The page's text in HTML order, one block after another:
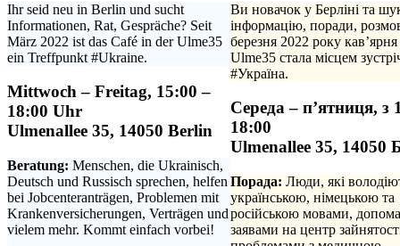
Ihr seid neu in Berlin und sucht
Informationen, Rat, Gespräche? Seit
März 2022 ist das Café in der Ulme35
ein Treffpunkt #Ukraine.
Mittwoch – Freitag, 15:00 –
18:00 Uhr
Ulmenallee 35, 14050 Berlin
Beratung: Menschen, die Ukrainisch,
Deutsch und Russisch sprechen, helfen
bei Jobcenteranträgen, Problemen mit
Krankenversicherungen, Verträgen und
vielem mehr. Kommt einfach vorbei!
Ви новачок у Берліні та
інформацію, поради,
березня 2022 року
Ulme35 стала місцем
#Україна.
Середа – п’ятниця, з
18:00
Ulmenallee 35, 14050
Порада: Люди, які
українською, німецькою та
російською мовами,
заявами на центр